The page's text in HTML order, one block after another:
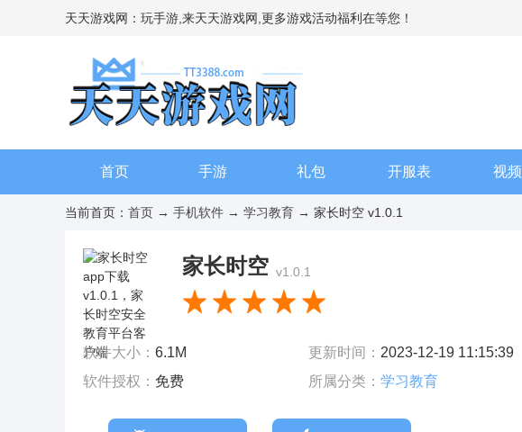
天天游戏网：玩手游,来天天游戏网,更多游戏活动福利在等您！
首页 手游 礼包 开服表 视频
当前首页： 首页 → 手机软件 → 学习教育 → 家长时空 v1.0.1
家长时空 v1.0.1
软件大小： 6.1M 更新时间： 2023-12-19 11:15:39
软件授权： 免费 所属分类： 学习教育